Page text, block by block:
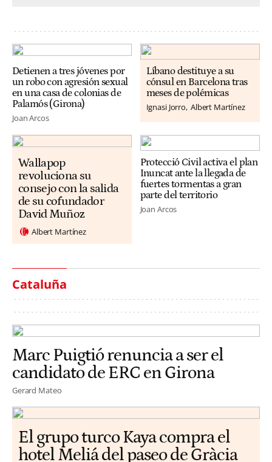
Detienen a tres jóvenes por
un robo con agresión sexual
en una casa de colonias de
Palamós (Girona)
Joan Arcos
Líbano destituye a su
cónsul en Barcelona tras
meses de polémicas
Ignasi Jorro Albert Martínez
Wallapop
revoluciona su
consejo con la salida
de su cofundador
David Muñoz
Albert Martínez
Protecció Civil activa el plan
Inuncat ante la llegada de
fuertes tormentas a gran
parte del territorio
Joan Arcos
Cataluña
Marc Puigtió renuncia a ser el
candidato de ERC en Girona
Gerard Mateo
El grupo turco Kaya compra el
hotel Meliá del paseo de Gràcia